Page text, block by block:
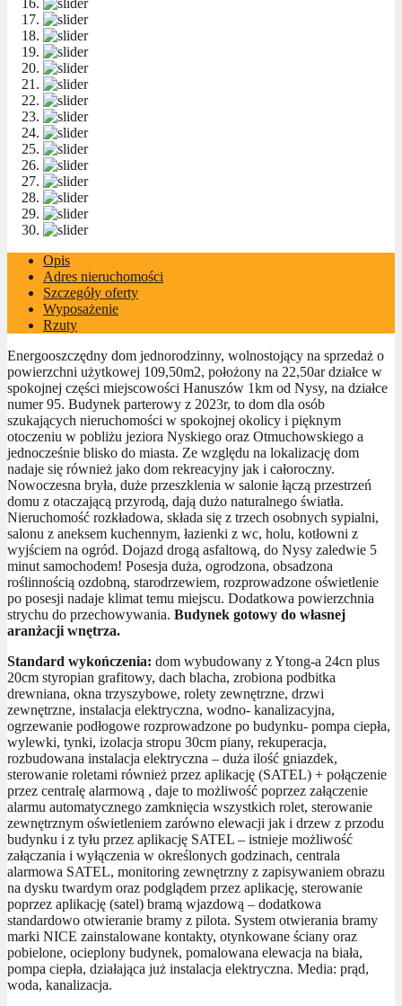
Opis
Adres nieruchomości
Szczegóły oferty
Wyposażenie
Rzuty
Energooszczędny dom jednorodzinny, wolnostojący na sprzedaż o
powierzchni użytkowej 109,50m2, położony na 22,50ar działce w
spokojnej części miejscowości Hanuszów 1km od Nysy, na działce
numer 95. Budynek parterowy z 2023r, to dom dla osób
szukających nieruchomości w spokojnej okolicy i pięknym
otoczeniu w pobliżu jeziora Nyskiego oraz Otmuchowskiego a
jednocześnie blisko do miasta. Ze względu na lokalizację dom
nadaje się również jako dom rekreacyjny jak i całoroczny.
Nowoczesna bryła, duże przeszklenia w salonie łączą przestrzeń
domu z otaczającą przyrodą, dają dużo naturalnego światła.
Nieruchomość rozkładowa, składa się z trzech osobnych sypialni,
salonu z aneksem kuchennym, łazienki z wc, holu, kotłowni z
wyjściem na ogród. Dojazd drogą asfaltową, do Nysy zaledwie 5
minut samochodem! Posesja duża, ogrodzona, obsadzona
roślinnością ozdobną, starodrzewiem, rozprowadzone oświetlenie
po posesji nadaje klimat temu miejscu. Dodatkowa powierzchnia
strychu do przechowywania. Budynek gotowy do własnej
aranżacji wnętrza.
Standard wykończenia: dom wybudowany z Ytong-a 24cn plus
20cm styropian grafitowy, dach blacha, zrobiona podbitka
drewniana, okna trzyszybowe, rolety zewnętrzne, drzwi
zewnętrzne, instalacja elektryczna, wodno- kanalizacyjna,
ogrzewanie podłogowe rozprowadzone po budynku- pompa ciepła,
wylewki, tynki, izolacja stropu 30cm piany, rekuperacja,
rozbudowana instalacja elektryczna – duża ilość gniazdek,
sterowanie roletami również przez aplikację (SATEL) + połączenie
przez centralę alarmową , daje to możliwość poprzez załączenie
alarmu automatycznego zamknięcia wszystkich rolet, sterowanie
zewnętrznym oświetleniem zarówno elewacji jak i drzew z przodu
budynku i z tyłu przez aplikację SATEL – istnieje możliwość
załączania i wyłączenia w określonych godzinach, centrala
alarmowa SATEL, monitoring zewnętrzny z zapisywaniem obrazu
na dysku twardym oraz podglądem przez aplikację, sterowanie
poprzez aplikację (satel) bramą wjazdową – dodatkowa
standardowo otwieranie bramy z pilota. System otwierania bramy
marki NICE zainstalowane kontakty, otynkowane ściany oraz
pobielone, ocieplony budynek, pomalowana elewacja na biała,
pompa ciepła, działająca już instalacja elektryczna. Media: prąd,
woda, kanalizacja.